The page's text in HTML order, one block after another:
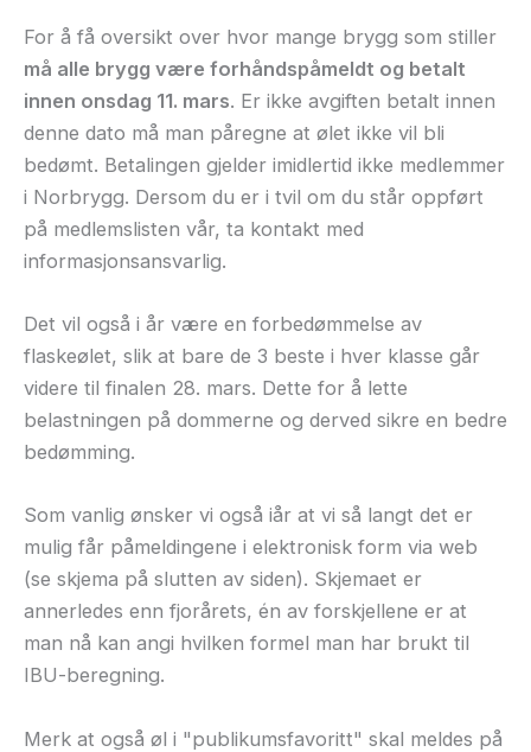
For å få oversikt over hvor mange brygg som stiller
må alle brygg være forhåndspåmeldt og betalt
innen onsdag 11. mars. Er ikke avgiften betalt innen
denne dato må man påregne at ølet ikke vil bli
bedømt. Betalingen gjelder imidlertid ikke medlemmer
i Norbrygg. Dersom du er i tvil om du står oppført
på medlemslisten vår, ta kontakt med
informasjonsansvarlig.
Det vil også i år være en forbedømmelse av
flaskeølet, slik at bare de 3 beste i hver klasse går
videre til finalen 28. mars. Dette for å lette
belastningen på dommerne og derved sikre en bedre
bedømming.
Som vanlig ønsker vi også iår at vi så langt det er
mulig får påmeldingene i elektronisk form via web
(se skjema på slutten av siden). Skjemaet er
annerledes enn fjorårets, én av forskjellene er at
man nå kan angi hvilken formel man har brukt til
IBU-beregning.
Merk at også øl i "publikumsfavoritt" skal meldes på